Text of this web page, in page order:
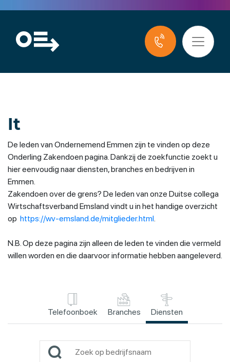
It
De leden van Ondernemend Emmen zijn te vinden op deze
Onderling Zakendoen pagina. Dankzij de zoekfunctie zoekt u
hier eenvoudig naar diensten, branches en bedrijven in
Emmen.
Zakendoen over de grens? De leden van onze Duitse collega
Wirtschaftsverband Emsland vindt u in het handige overzicht
op https://wv-emsland.de/mitglieder.html.
N.B. Op deze pagina zijn alleen de leden te vinden die vermeld
willen worden en die daarvoor informatie hebben aangeleverd.
Telefoonboek Branches Diensten